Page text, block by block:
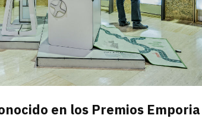
en los Premios Emporia